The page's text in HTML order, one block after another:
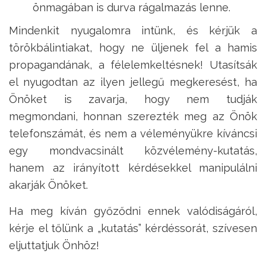
önmagában is durva rágalmazás lenne.
Mindenkit nyugalomra intünk, és kérjük a
törökbálintiakat, hogy ne üljenek fel a hamis
propagandának, a félelemkeltésnek! Utasítsák
el nyugodtan az ilyen jellegű megkeresést, ha
Önöket is zavarja, hogy nem tudják
megmondani, honnan szerezték meg az Önök
telefonszámát, és nem a véleményükre kíváncsi
egy mondvacsinált közvélemény-kutatás,
hanem az irányított kérdésekkel manipulálni
akarják Önöket.
Ha meg kíván győződni ennek valódiságáról,
kérje el tőlünk a „kutatás” kérdéssorát, szívesen
eljuttatjuk Önhöz!